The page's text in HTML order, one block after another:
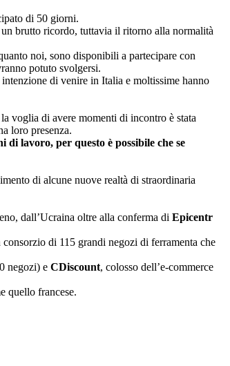
di 50 giorni.
brutto ricordo, tuttavia il ritorno alla normalità
noi, sono disponibili a partecipare con
potuto svolgersi.
di venire in Italia e moltissime hanno
voglia di avere momenti di incontro è stata
loro presenza.
di lavoro, per questo è possibile che se
di alcune nuove realtà di straordinaria
dall’Ucraina oltre alla conferma di Epicentr
consorzio di 115 grandi negozi di ferramenta che
negozi) e CDiscount, colosso dell’e-commerce
quello francese.